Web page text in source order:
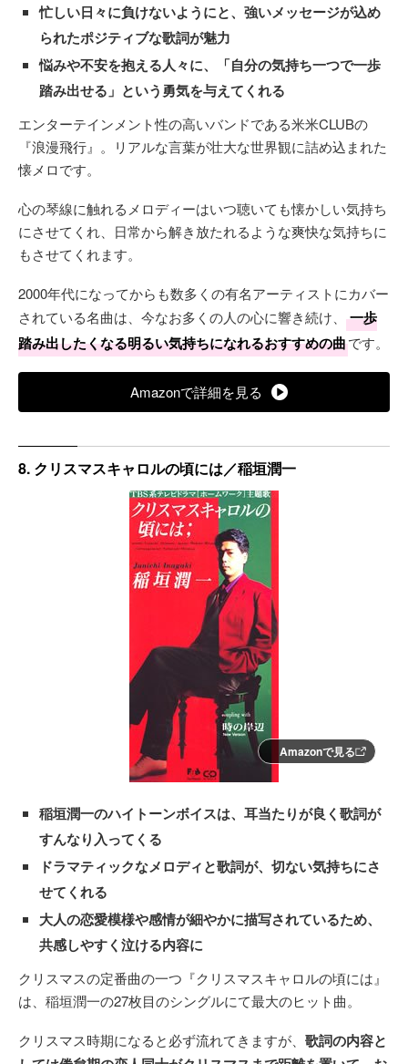
忙しい日々に負けないようにと、強いメッセージが込め
られたポジティブな歌詞が魅力
悩みや不安を抱える人々に、「自分の気持ち一つで一歩
踏み出せる」という勇気を与えてくれる
エンターテインメント性の高いバンドである米米CLUBの
『浪漫飛行』。リアルな言葉が壮大な世界観に詰め込まれた
懐メロです。
心の琴線に触れるメロディーはいつ聴いても懐かしい気持ち
にさせてくれ、日常から解き放たれるような爽快な気持ちに
もさせてくれます。
2000年代になってからも数多くの有名アーティストにカバー
されている名曲は、今なお多くの人の心に響き続け、
一歩
踏み出したくなる明るい気持ちになれるおすすめの曲です。
Amazonで詳細を見る
8. クリスマスキャロルの頃には／稲垣潤一
Amazonで見る
稲垣潤一のハイトーンボイスは、耳当たりが良く歌詞が
すんなり入ってくる
ドラマティックなメロディと歌詞が、切ない気持ちにさ
せてくれる
大人の恋愛模様や感情が細やかに描写されているため、
共感しやすく泣ける内容に
クリスマスの定番曲の一つ『クリスマスキャロルの頃には』
は、稲垣潤一の27枚目のシングルにて最大のヒット曲。
クリスマス時期になると必ず流れてきますが、 歌詞の内容と